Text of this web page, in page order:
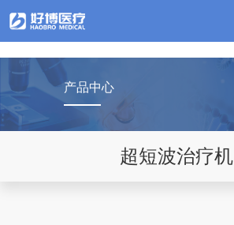
产品中心
超短波治疗机